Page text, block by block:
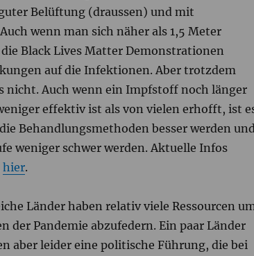
Belüftung (draussen) und mit
wenn man sich näher als 1,5 Meter
Black Lives Matter Demonstrationen
auf die Infektionen. Aber trotzdem
nicht. Auch wenn ein Impfstoff noch länger
effektiv ist als von vielen erhofft, ist
Behandlungsmethoden besser werden und
weniger schwer werden. Aktuelle Infos
hier.
Länder haben relativ viele Ressourcen
der Pandemie abzufedern. Ein paar Länder
aber leider eine politische Führung, die bei